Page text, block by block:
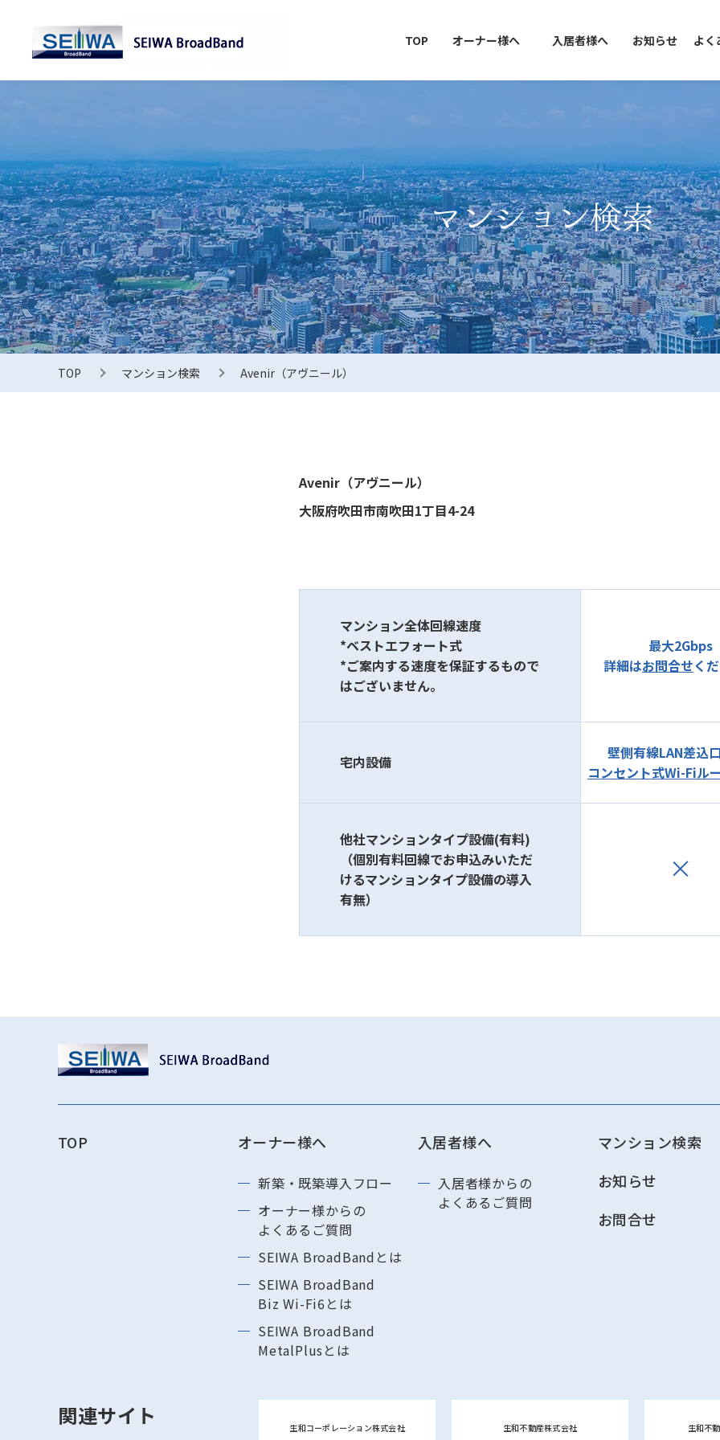
TOP オーナー様へ 入居者様へ お知らせ よく
TOP マンション検索 Avenir（アヴニール）
Avenir（アヴニール）
大阪府吹田市南吹田1丁目4-24
マンション全体回線速度
*ベストエフォート式
*ご案内する速度を保証するもので
はございません。
最大2Gbps
詳細はお問合せく
宅内設備
壁側有線LAN差込
コンセント式Wi-Fiル
他社マンションタイプ設備(有料)
（個別有料回線でお申込みいただ
けるマンションタイプ設備の導入
有無）
TOP オーナー様へ
新築・既築導⼊フロー
オーナー様からの
よくあるご質問
SEIWA BroadBandとは
SEIWA BroadBand
Biz Wi-Fi6とは
SEIWA BroadBand
MetalPlusとは
入居者様へ
入居者様からの
よくあるご質問
マンション検索
お知らせ
お問合せ
関連サイト 生和コーポレーション株式会社 生和不動産株式会社 生和不